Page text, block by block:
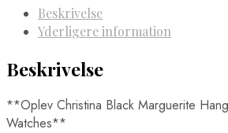
Beskrivelse
Yderligere information
Beskrivelse
**Oplev Christina Black Marguerite
Watches**